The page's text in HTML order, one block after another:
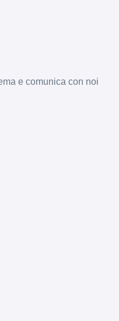
e comunica con noi